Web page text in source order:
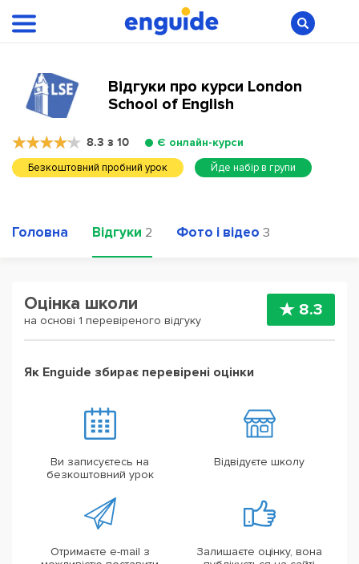
Відгуки про курси London
School of English
8.3 з 10 Є онлайн-курси
Безкоштовний пробний урок Йде набір в групи
Головна Відгуки 2 Фото і відео 3
Оцінка школи
на основі 1 перевіреного відгуку
8.3
Як Enguide збирає перевірені оцінки
Ви записуєтесь на
безкоштовний урок
Відвідуєте школу
Отримаєте e-mail з
Залишаєте оцінку, вона